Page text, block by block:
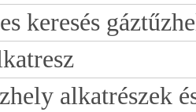
keresés
alkatrészek